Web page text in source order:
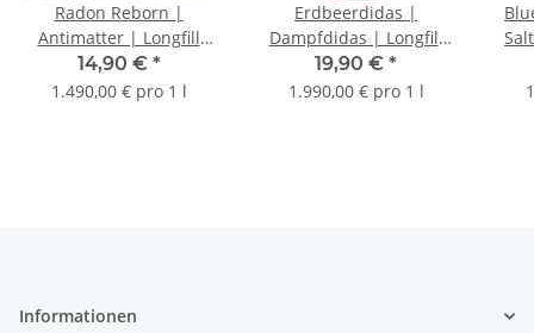
Radon Reborn |
Antimatter | Longfill
Aroma | 10ml
14,90 € *
1.490,00 € pro 1 l
Erdbeerdidas |
Dampfdidas | Longfill
Aroma | 10ml
19,90 € *
1.990,00 € pro 1 l
Informationen